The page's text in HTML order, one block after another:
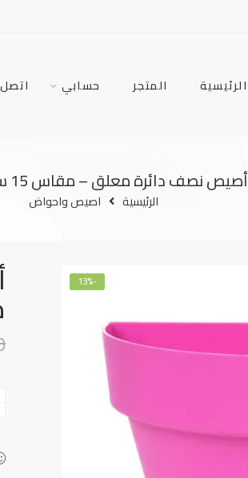
الرئيسية المتجر حسابي
أصيص نصف دائرة معلق – مقاس 15 سم ( بينك )
الرئيسية اصيص واحواض
-13%